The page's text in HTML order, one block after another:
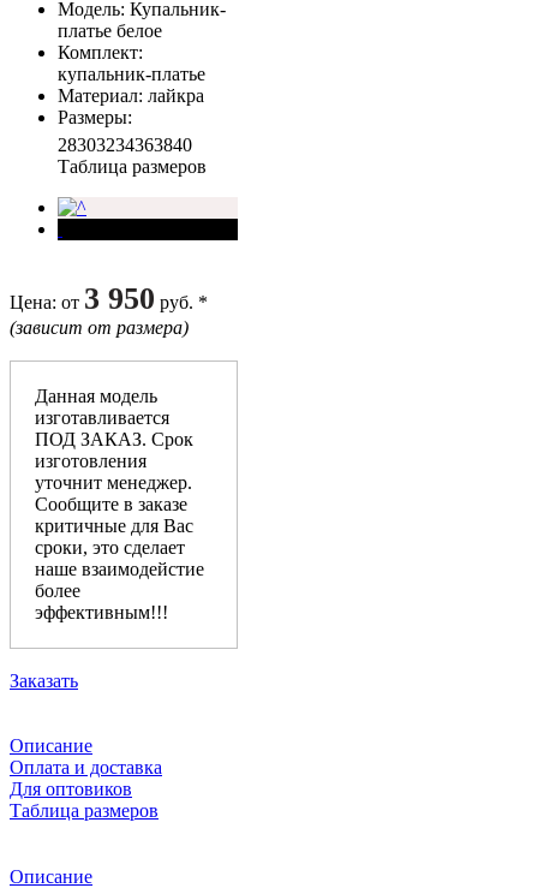
Модель: Купальник-
платье белое
Комплект:
купальник-платье
Материал: лайкра
Размеры:
28303234363840
Таблица размеров
Цена: от 3 950 руб. *
(зависит от размера)
Данная модель
изготавливается
ПОД ЗАКАЗ. Срок
изготовления
уточнит менеджер.
Сообщите в заказе
критичные для Вас
сроки, это сделает
наше взаимодейстие
более
эффективным!!!
Заказать
Описание
Оплата и доставка
Для оптовиков
Таблица размеров
Описание